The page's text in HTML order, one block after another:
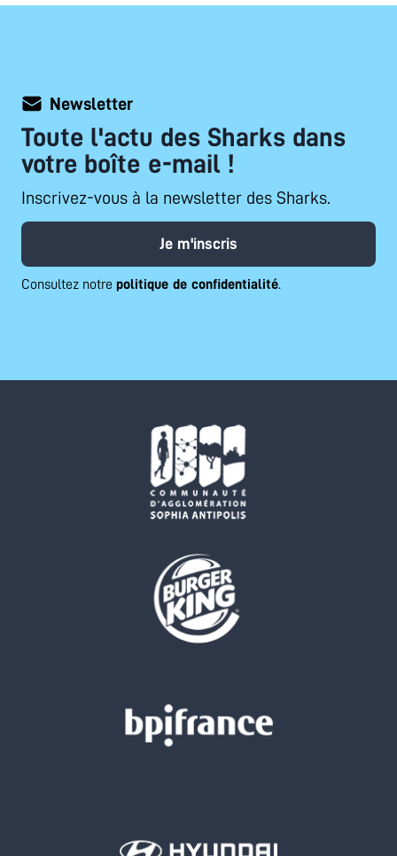
Newsletter
Toute l'actu des Sharks dans
votre boîte e-mail !
Inscrivez-vous à la newsletter des Sharks.
Je m'inscris
Consultez notre politique de confidentialité.